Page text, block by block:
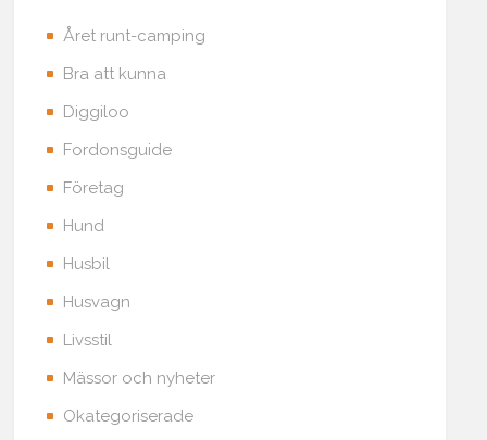
Året runt-camping
Bra att kunna
Diggiloo
Fordonsguide
Företag
Hund
Husbil
Husvagn
Livsstil
Mässor och nyheter
Okategoriserade